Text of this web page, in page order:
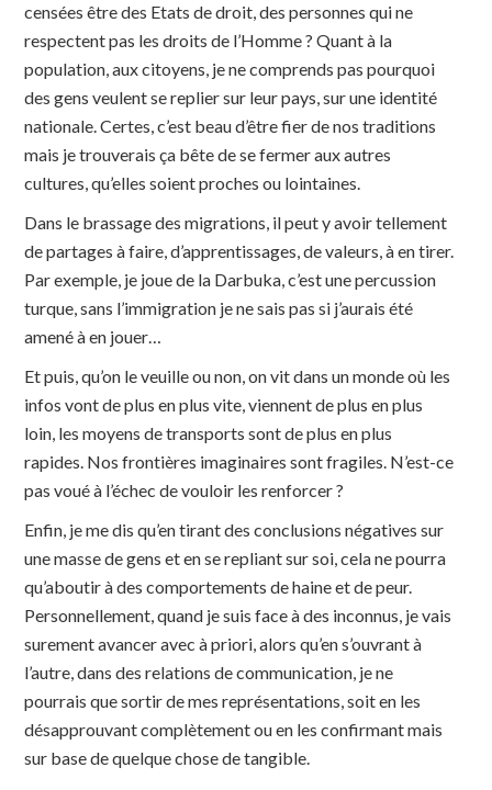
censées être des Etats de droit, des personnes qui ne
respectent pas les droits de l’Homme ? Quant à la
population, aux citoyens, je ne comprends pas pourquoi
des gens veulent se replier sur leur pays, sur une identité
nationale. Certes, c’est beau d’être fier de nos traditions
mais je trouverais ça bête de se fermer aux autres
cultures, qu’elles soient proches ou lointaines.
Dans le brassage des migrations, il peut y avoir tellement
de partages à faire, d’apprentissages, de valeurs, à en tirer.
Par exemple, je joue de la Darbuka, c’est une percussion
turque, sans l’immigration je ne sais pas si j’aurais été
amené à en jouer…
Et puis, qu’on le veuille ou non, on vit dans un monde où les
infos vont de plus en plus vite, viennent de plus en plus
loin, les moyens de transports sont de plus en plus
rapides. Nos frontières imaginaires sont fragiles. N’est-ce
pas voué à l’échec de vouloir les renforcer ?
Enfin, je me dis qu’en tirant des conclusions négatives sur
une masse de gens et en se repliant sur soi, cela ne pourra
qu’aboutir à des comportements de haine et de peur.
Personnellement, quand je suis face à des inconnus, je vais
surement avancer avec à priori, alors qu’en s’ouvrant à
l’autre, dans des relations de communication, je ne
pourrais que sortir de mes représentations, soit en les
désapprouvant complètement ou en les confirmant mais
sur base de quelque chose de tangible.